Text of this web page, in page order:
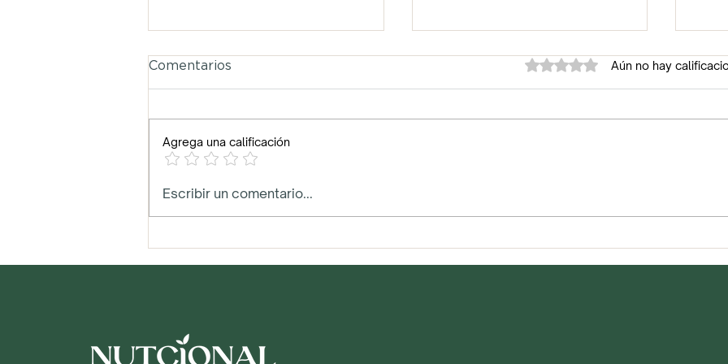
Snack digestivo
Comentarios Obtuvo 0 de 5 estrellas.
Aún no hay
Agrega una calificación
Escribir un comentario...